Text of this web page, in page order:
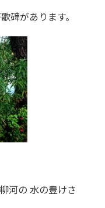
碑があります。
河の 水の豊けさ